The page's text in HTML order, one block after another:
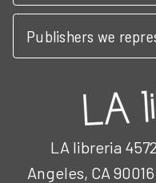
Publishers we
LA libreria
Angeles, CA